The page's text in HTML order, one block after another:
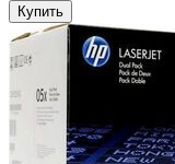
Купить